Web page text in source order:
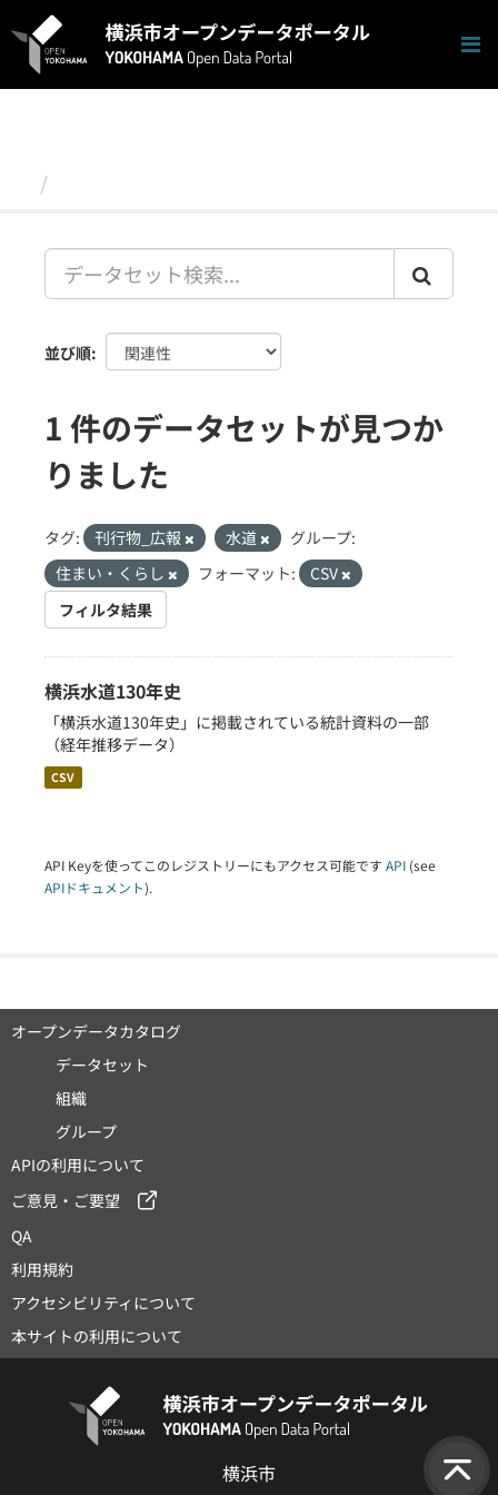
キ
並び順
1 件のデータセットが見つか
りました
タグ: 刊行物_広報 水道
グループ:
住まい・くらし
フォーマット:
CSV
フィルタ結果
横浜水道130年史
「横浜水道130年史」に掲載されている統計資料の一部
（経年推移データ）
CSV
API Keyを使ってこのレジストリーにもアクセス可能です API (see
APIドキュメント).
オープンデータカタログ
データセット
組織
グループ
APIの利用について
ご意見・ご要望
QA
利用規約
アクセシビリティについて
本サイトの利用について
横浜市